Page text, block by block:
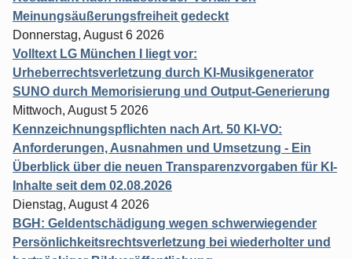
Meinungsäußerungsfreiheit gedeckt
Donnerstag, August 6 2026
Volltext LG München I liegt vor:
Urheberrechtsverletzung durch KI-Musikgenerator
SUNO durch Memorisierung und Output-Generierung
Mittwoch, August 5 2026
Kennzeichnungspflichten nach Art. 50 KI-VO:
Anforderungen, Ausnahmen und Umsetzung - Ein
Überblick über die neuen Transparenzvorgaben für KI-
Inhalte seit dem 02.08.2026
Dienstag, August 4 2026
BGH: Geldentschädigung wegen schwerwiegender
Persönlichkeitsrechtsverletzung bei wiederholter und